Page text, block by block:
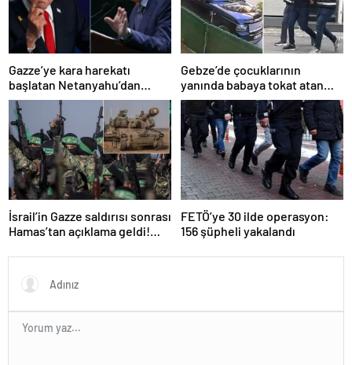
Gazze’ye kara harekatı
başlatan Netanyahu’dan
Erdoğan’a küstah sözler
Gebze’de çocuklarının
yanında babaya tokat atan
sürücü tutuklandı
İsrail’in Gazze saldırısı sonrası
Hamas’tan açıklama geldi!
FETÖ’ye 30 ilde operasyon:
156 şüpheli yakalandı